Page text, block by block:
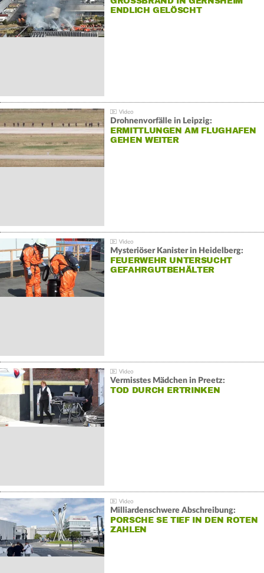
NDLICH GELÖSCHT
Drohnenvorfälle in Leipzig:
ERMITTLUNGEN AM FLUGHAFEN
GEHEN WEITER
Mysteriöser Kanister in Heidelberg:
FEUERWEHR UNTERSUCHT
GEFAHRGUTBEHÄLTER
Vermisstes Mädchen in Preetz:
TOD DURCH ERTRINKEN
Milliardenschwere Abschreibung:
PORSCHE SE TIEF IN DEN ROTEN
ZAHLEN